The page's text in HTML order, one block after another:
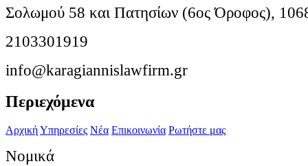
Σολωμού 58 και Πατησίων (6ος Όροφος),
2103301919
info@karagiannislawfirm.gr
Περιεχόμενα
ΑρχικήΥπηρεσίες Νέα Επικοινωνία Ρωτήστε μας
Νομικά